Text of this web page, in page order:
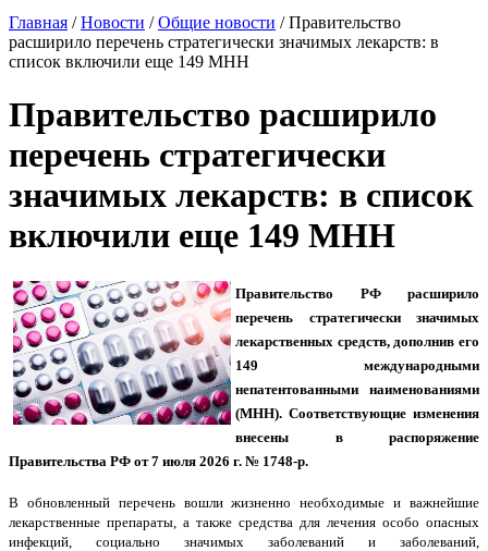
Главная /Новости /Общие новости / Правительство
расширило перечень стратегически значимых лекарств: в
список включили еще 149 МНН
Правительство расширило
перечень стратегически
значимых лекарств: в список
включили еще 149 МНН
Правительство РФ расширило
перечень стратегически значимых
лекарственных средств, дополнив его
149 международными
непатентованными наименованиями
(МНН). Соответствующие изменения
внесены в распоряжение
Правительства РФ от 7 июля 2026 г. № 1748-р.
В обновленный перечень вошли жизненно необходимые и важнейшие
лекарственные препараты, а также средства для лечения особо опасных
инфекций, социально значимых заболеваний и заболеваний,